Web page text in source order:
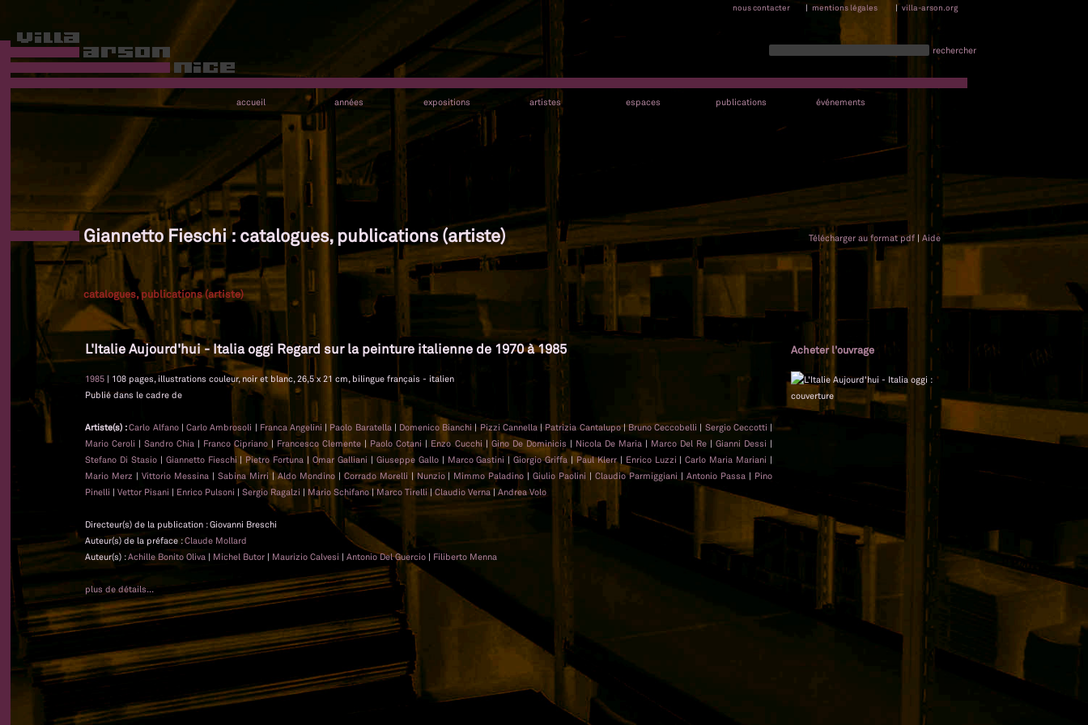
nous contacter | mentions légales | villa-arson.org
rechercher
accueil années expositions artistes espaces publications événements
Giannetto Fieschi : catalogues, publications (artiste) Télécharger au format pdf | Aide
catalogues, publications (artiste)
L'Italie Aujourd'hui - Italia oggi Regard sur la peinture italienne de 1970 à 1985 Acheter l'ouvrage
1985 | 108 pages, illustrations couleur, noir et blanc, 26,5 x 21 cm, bilingue français - italien
Publié dans le cadre de
Artiste(s) :Carlo Alfano|Carlo Ambrosoli | Franca Angelini | Paolo Baratella | Domenico Bianchi |Pizzi Cannella|Patrizia Cantalupo|Bruno Ceccobelli | Sergio Ceccotti |
Mario Ceroli |Sandro Chia | Franco Cipriano | Francesco Clemente | Paolo Cotani | Enzo Cucchi | Gino De Dominicis | Nicola De Maria | Marco Del Re| Gianni Dessi |
Stefano Di Stasio| Giannetto Fieschi | Pietro Fortuna |Omar Galliani | Giuseppe Gallo| Marco Gastini |Giorgio Griffa | Paul Klerr| Enrico Luzzi |Carlo Maria Mariani |
Mario Merz | Vittorio Messina | Sabina Mirri |Aldo Mondino| Corrado Morelli | Nunzio| Mimmo Paladino |Giulio Paolini |Claudio Parmiggiani |Antonio Passa | Pino
Pinelli | Vettor Pisani | Enrico Pulsoni | Sergio Ragalzi | Mario Schifano|Marco Tirelli| Claudio Verna|Andrea Volo
Directeur(s) de la publication : Giovanni Breschi
Auteur(s) de la préface :Claude Mollard
Auteur(s) :Achille Bonito Oliva | Michel Butor | Maurizio Calvesi | Antonio Del Guercio | Filiberto Menna
plus de détails...